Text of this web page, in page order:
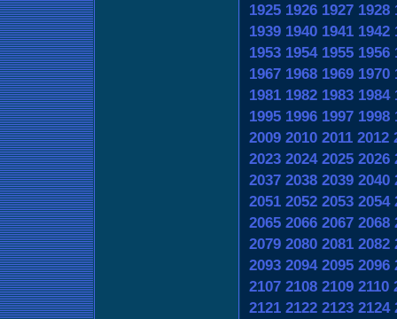
1925 1926 1927 1928
1939 1940 1941 1942
1953 1954 1955 1956
1967 1968 1969 1970
1981 1982 1983 1984
1995 1996 1997 1998
2009 2010 2011 2012
2023 2024 2025 2026
2037 2038 2039 2040
2051 2052 2053 2054
2065 2066 2067 2068
2079 2080 2081 2082
2093 2094 2095 2096
2107 2108 2109 2110
2121 2122 2123 2124